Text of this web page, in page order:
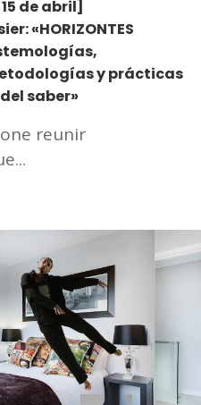
de abril]
«HORIZONTES
y prácticas
saber»
reunir